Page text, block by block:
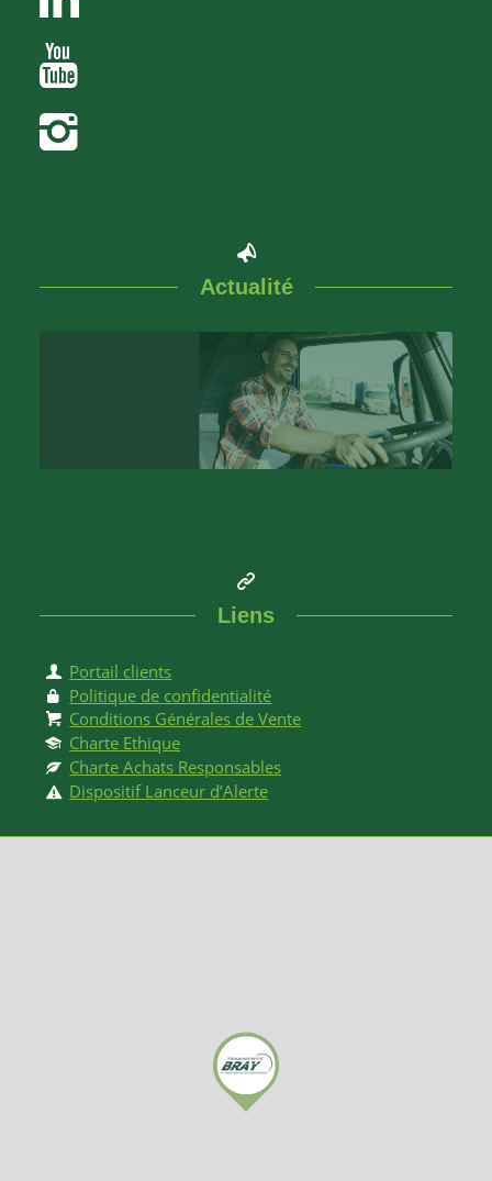
Actualité
Liens
Portail clients
Politique de confidentialité
Conditions Générales de Vente